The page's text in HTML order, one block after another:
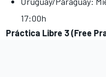
17:00h
Práctica Libre 3 (Free